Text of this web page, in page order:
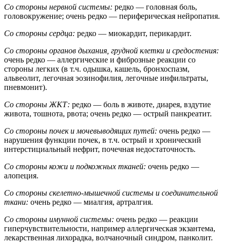
Со стороны нервной системы: редко — головная боль,
головокружение; очень редко — периферическая нейропатия.
Со стороны сердца: редко — миокардит, перикардит.
Со стороны органов дыхания, грудной клетки и средостения:
очень редко — аллергические и фиброзные реакции со
стороны легких (в т.ч. одышка, кашель, бронхоспазм,
альвеолит, легочная эозинофилия, легочные инфильтраты,
пневмонит).
Со стороны ЖКТ: редко — боль в животе, диарея, вздутие
живота, тошнота, рвота; очень редко — острый панкреатит.
Со стороны почек и мочевыводящих путей: очень редко —
нарушения функции почек, в т.ч. острый и хронический
интерстициальный нефрит, почечная недостаточность.
Со стороны кожи и подкожных тканей: очень редко —
алопеция.
Со стороны скелетно-мышечной системы и соединительной
ткани: очень редко — миалгия, артралгия.
Со стороны имунной системы: очень редко — реакции
гиперчувствительности, например аллергическая экзантема,
лекарственная лихорадка, волчаночный синдром, панколит.